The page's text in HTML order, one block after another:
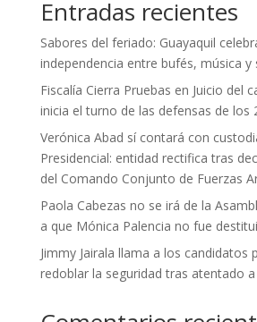
Entradas recientes
Sabores del feriado: Guayaquil
independencia entre bufés, música
Fiscalía Cierra Pruebas en Juicio del
inicia el turno de las defensas de los
Verónica Abad sí contará con
Presidencial: entidad rectifica tras
del Comando Conjunto de Fuerzas
Paola Cabezas no se irá de la
a que Mónica Palencia no fue
Jimmy Jairala llama a los candidatos
redoblar la seguridad tras atentado